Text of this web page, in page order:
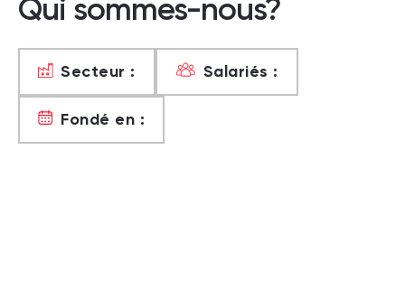
Qui sommes-nous?
Secteur : Salariés :
Fondé en :